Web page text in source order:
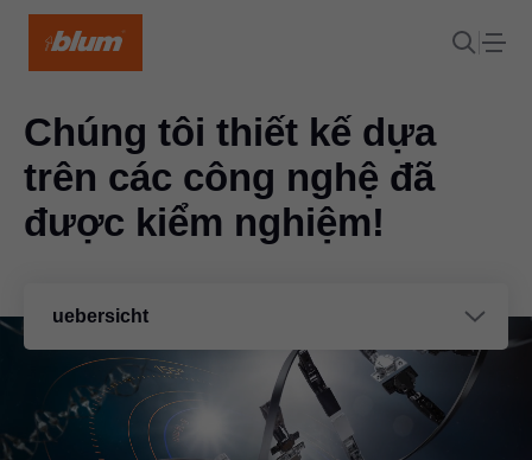
uebersicht
Chúng tôi thiết kế dựa
trên các công nghệ đã
được kiểm nghiệm!